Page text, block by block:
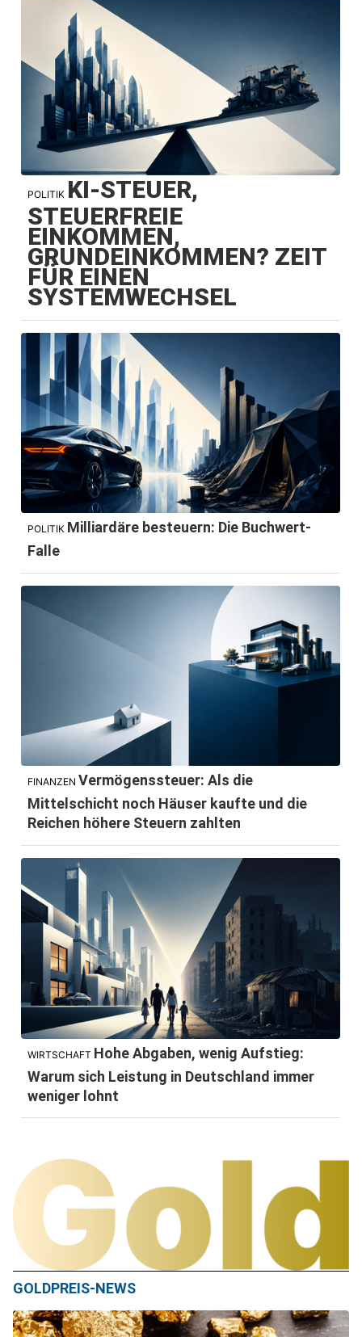
POLITIK KI-STEUER,
STEUERFREIE
EINKOMMEN,
GRUNDEINKOMMEN? ZEIT
FÜR EINEN
SYSTEMWECHSEL
POLITIK Milliardäre besteuern: Die Buchwert-
Falle
FINANZEN Vermögenssteuer: Als die
Mittelschicht noch Häuser kaufte und die
Reichen höhere Steuern zahlten
WIRTSCHAFT Hohe Abgaben, wenig Aufstieg:
Warum sich Leistung in Deutschland immer
weniger lohnt
GOLDPREIS-NEWS